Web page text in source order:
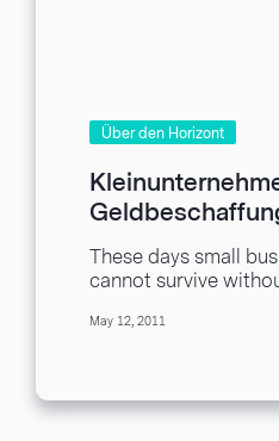
Über den Horizont
zur Verwaltung
These days small
cannot survive
service...
May 12, 2011